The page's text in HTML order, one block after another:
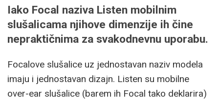
Iako Focal naziva Listen mobilnim
slušalicama njihove dimenzije ih čine
nepraktičnima za svakodnevnu uporabu.
Focalove slušalice uz jednostavan naziv modela
imaju i jednostavan dizajn. Listen su mobilne
over-ear slušalice (barem ih Focal tako deklarira)